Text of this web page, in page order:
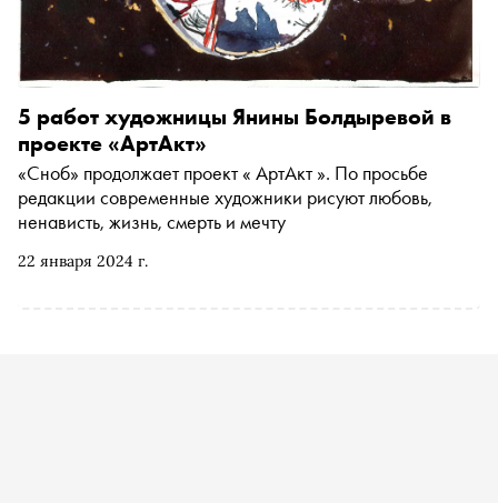
22 января 2024 г.
5 работ художницы Янины Болдыревой в
проекте «АртАкт»
«Сноб» продолжает проект « АртАкт ». По просьбе
редакции современные художники рисуют любовь,
ненависть, жизнь, смерть и мечту